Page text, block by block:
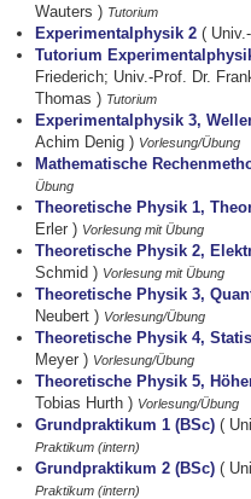
Wauters ) Tutorium
Experimentalphysik 2(
Tutorium
Friederich; Univ.-Prof. Dr.
Thomas ) Tutorium
Experimentalphysik 3,
Achim Denig ) Vorlesung/Übung
Mathematische
Übung
Theoretische Physik 1,
Erler ) Vorlesung mit Übung
Theoretische Physik 2,
Schmid ) Vorlesung mit Übung
Theoretische Physik 3,
Neubert ) Vorlesung/Übung
Theoretische Physik 4,
Meyer ) Vorlesung/Übung
Theoretische Physik 5,
Tobias Hurth ) Vorlesung/Übung
Grundpraktikum 1 (BSc)(
Praktikum (intern)
Grundpraktikum 2 (BSc)(
Praktikum (intern)